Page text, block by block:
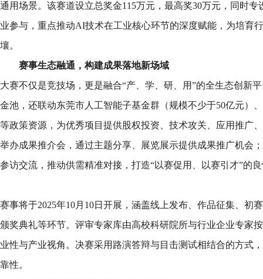
通用场景。该赛道设立总奖金115万元，最高奖30万元，同时专
业参与，重点推动AI技术在工业核心环节的深度赋能，为培育
壤。
赛事生态融通，构建成果落地新场域
大赛不仅是竞技场，更是融合“产、学、研、用”的全生态创新
金池，还联动东莞市人工智能子基金群（规模不少于50亿元）
等政策资源，为优秀项目提供股权投资、技术攻关、应用推广
举办成果推介会，通过主题分享、展览展示提供成果推广机会
参访交流，推动供需精准对接，打造“以赛促用、以赛引才”的
赛事将于2025年10月10日开展，涵盖线上发布、作品征集、初
颁奖典礼等环节。评审专家库由高校科研院所与行业企业专家
业性与产业视角。决赛采用路演答辩与目击测试相结合的方式
靠性。